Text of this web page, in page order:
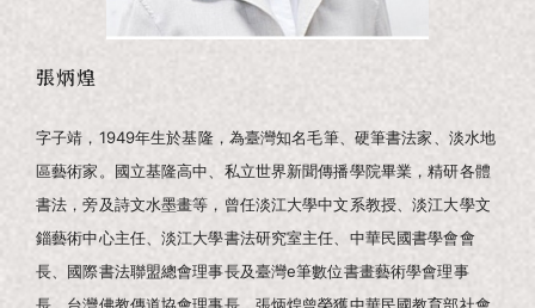
張炳煌
字子靖，1949年生於基隆，為臺灣知名毛筆、硬筆書法家、淡水地
區藝術家。國立基隆高中、私立世界新聞傳播學院畢業，精研各體
書法，旁及詩文水墨畫等，曾任淡江大學中文系教授、淡江大學文
錙藝術中心主任、淡江大學書法研究室主任、中華民國書學會會
長、國際書法聯盟總會理事長及臺灣e筆數位書畫藝術學會理事
長、台灣佛教傳道協會理事長。張炳煌曾榮獲中華民國教育部社會